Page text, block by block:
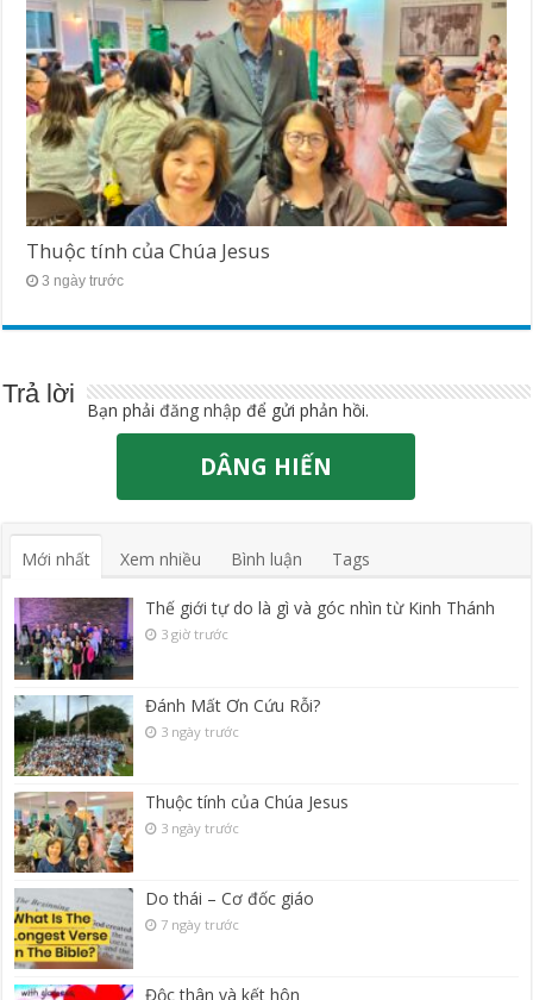
Thuộc tính của Chúa Jesus
3 ngày trước
Trả lời
Bạn phảiđăng nhập để gửi phản hồi.
DÂNG HIẾN
Mới nhất Xem nhiều Bình luận Tags
Thế giới tự do là gì và góc nhìn từ Kinh Thánh
3 giờ trước
Đánh Mất Ơn Cứu Rỗi?
3 ngày trước
Thuộc tính của Chúa Jesus
3 ngày trước
Do thái – Cơ đốc giáo
7 ngày trước
Độc thân và kết hôn